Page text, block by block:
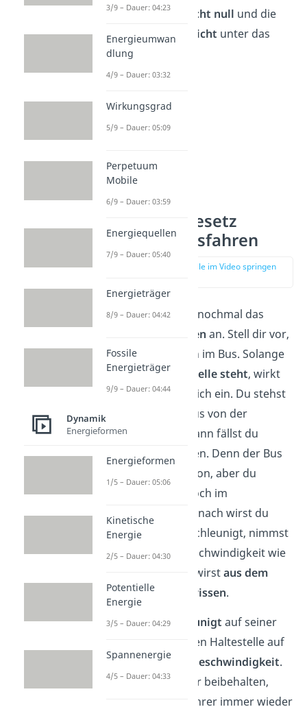
Kräfteist also nicht null und die
Bewegung fällt
nicht unter das
Trägheitsgesetz
Trägheitsgesetz
Beispiel Busfahren
zur Stelle im Video springen
Schauen wir uns nochmal das
Busfahren an. Stell dir vor,
du befindest dich im Bus. Solange
er an derHaltestelle steht, wirkt
keine Kraftauf dich ein. Du stehst
still. Fährt der Bus von der
Haltestelle los, dann fällst du
zuerst nach hinten. Denn der Bus
beschleunigt schon, aber du
befindest dich noch im
Ruhezustand
. Danach wirst du
vom Bus mit beschleunigt, nimmst
also dieselbe Geschwindigkeit wie
der Bus auf und wirstaus dem
Ruhezustand gerissen.
Der Busbeschleunigt auf seiner
Fahrt zur nächsten Haltestelle auf
einekonstante Geschwindigkeit.
Diese kann er nur beibehalten,
indem der Busfahrer immer wieder
3/9 – Dauer: 04:23
Energieumwan
dlung
4/9 – Dauer: 03:32
Wirkungsgrad
5/9 – Dauer: 05:09
Perpetuum
Mobile
6/9 – Dauer: 03:59
Energiequellen
7/9 – Dauer: 05:40
Energieträger
8/9 – Dauer: 04:42
Fossile
Energieträger
9/9 – Dauer: 04:44
Dynamik
Energieformen
Energieformen
1/5 – Dauer: 05:06
Kinetische
Energie
2/5 – Dauer: 04:30
Potentielle
Energie
3/5 – Dauer: 04:29
Spannenergie
4/5 – Dauer: 04:33